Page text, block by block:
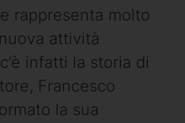
rappresenta molto
attività
infatti la storia di
Francesco
la sua